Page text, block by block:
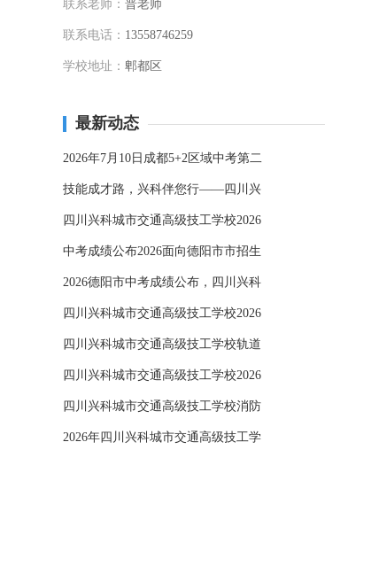
联系老师： 普老师
联系电话： 13558746259
学校地址： 郫都区
最新动态
2026年7月10日成都5+2区域中考第二
技能成才路，兴科伴您行——四川兴
四川兴科城市交通高级技工学校2026
中考成绩公布2026面向德阳市市招生
2026德阳市中考成绩公布，四川兴科
四川兴科城市交通高级技工学校2026
四川兴科城市交通高级技工学校轨道
四川兴科城市交通高级技工学校2026
四川兴科城市交通高级技工学校消防
2026年四川兴科城市交通高级技工学